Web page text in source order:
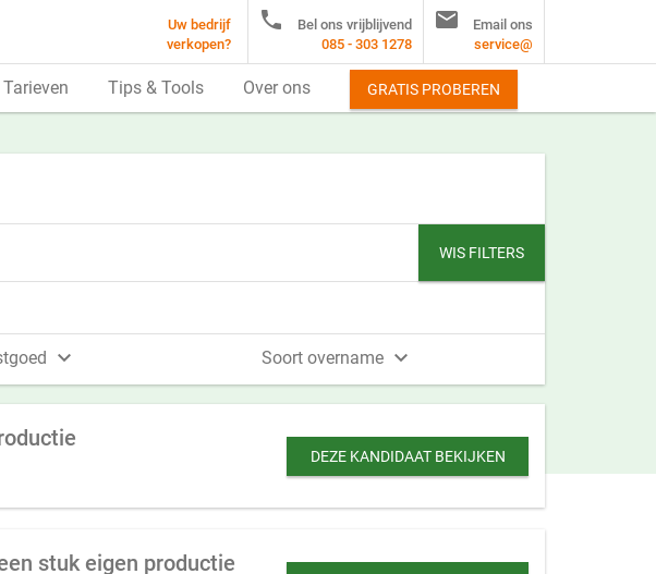
 Soort overname 
WIS FILTERS
DEZE KANDIDAAT BEKIJKEN
stuk eigen productie
Uw bedrijf
verkopen?

Bel ons vrijblijvend
085 - 303 1278

Email ons
service@
Tarieven Tips & Tools Over ons GRATIS PROBEREN